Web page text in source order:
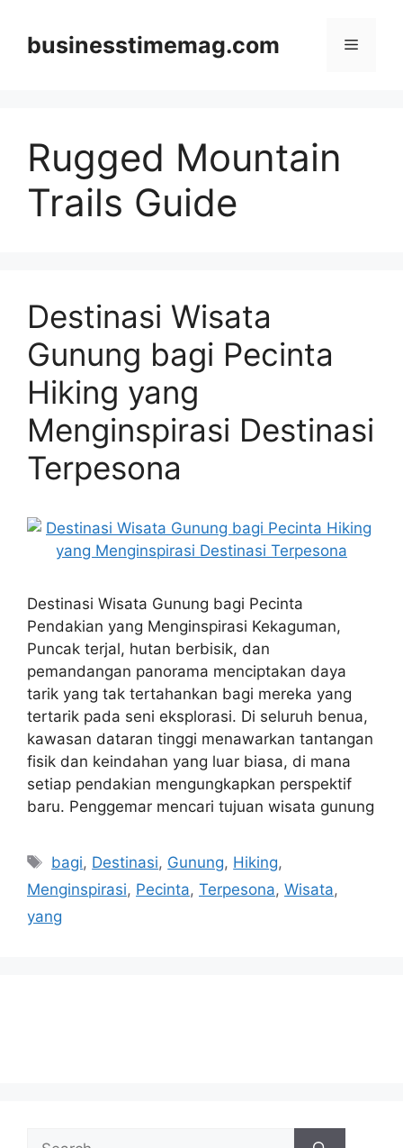
contentbusinesstimemag.com Menu
Rugged Mountain
Trails Guide
Destinasi Wisata
Gunung bagi Pecinta
Hiking yang
Menginspirasi Destinasi
Terpesona
Destinasi Wisata Gunung bagi Pecinta
Pendakian yang Menginspirasi Kekaguman,
Puncak terjal, hutan berbisik, dan
pemandangan panorama menciptakan daya
tarik yang tak tertahankan bagi mereka yang
tertarik pada seni eksplorasi. Di seluruh benua,
kawasan dataran tinggi menawarkan tantangan
fisik dan keindahan yang luar biasa, di mana
setiap pendakian mengungkapkan perspektif
baru. Penggemar mencari tujuan wisata gunung
Tags
bagi, Destinasi, Gunung, Hiking,
Menginspirasi, Pecinta, Terpesona, Wisata,
yang
Search